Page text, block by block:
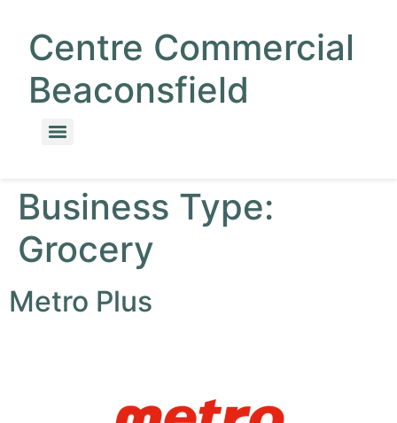
Centre Commercial
Beaconsfield
Business Type:
Grocery
Metro Plus